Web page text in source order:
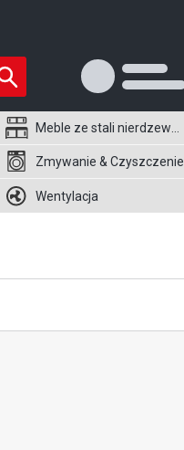
Zmywanie & Czyszczenie
Wentylacja